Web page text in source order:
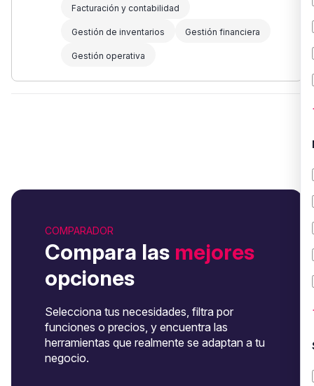
Facturación y contabilidad
Gestión de inventarios Gestión financiera
Gestión operativa
COMPARADOR
Compara las mejores
opciones
Selecciona tus necesidades, filtra por
funciones o precios, y encuentra las
herramientas que realmente se adaptan a tu
negocio.